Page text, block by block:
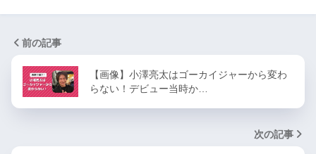
前の記事
【画像】小澤亮太はゴーカイジャーから変わ
らない！デビュー当時か…
次の記事